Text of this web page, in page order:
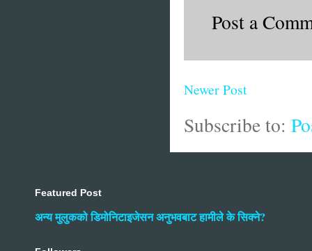
Post a
Newer Post
Subscribe to:
Featured Post
अन्य मुलुकको डिमोनिटाइजेसन अनुभवबाट हामीले के सिक्ने?